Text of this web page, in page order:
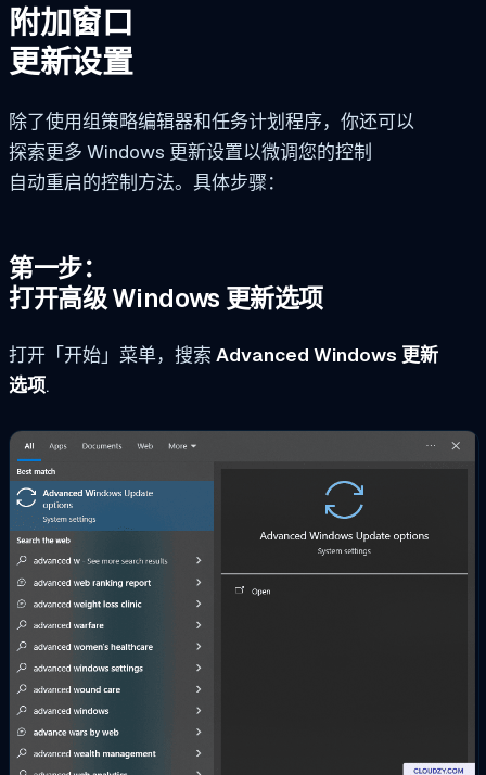
附加窗口
更新设置
除了使用组策略编辑器和任务计划程序，你还可以
探索更多 Windows 更新设置以微调您的控制
自动重启的控制方法。具体步骤：
第一步：
打开高级 Windows 更新选项
打开「开始」菜单，搜索 Advanced Windows 更新
选项.